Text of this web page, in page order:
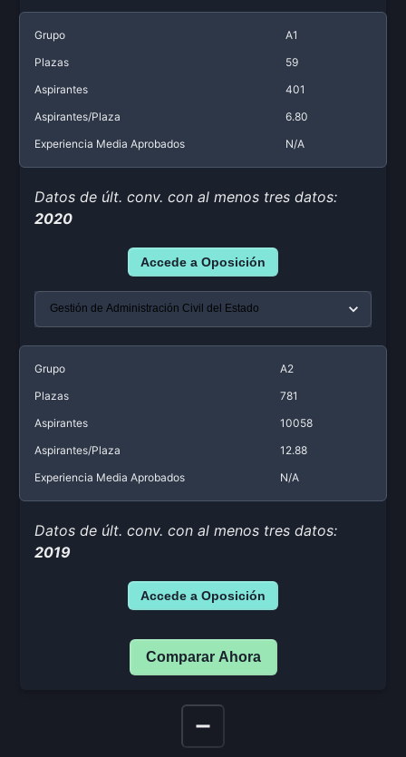
Grupo
A1
Plazas
59
Aspirantes
401
Aspirantes/Plaza
6.80
Experiencia Media Aprobados
N/A
Datos de últ. conv. con al menos tres datos:
2020
Accede a Oposición
Grupo
A2
Plazas
781
Aspirantes
10058
Aspirantes/Plaza
12.88
Experiencia Media Aprobados
N/A
Datos de últ. conv. con al menos tres datos:
2019
Accede a Oposición
Comparar Ahora